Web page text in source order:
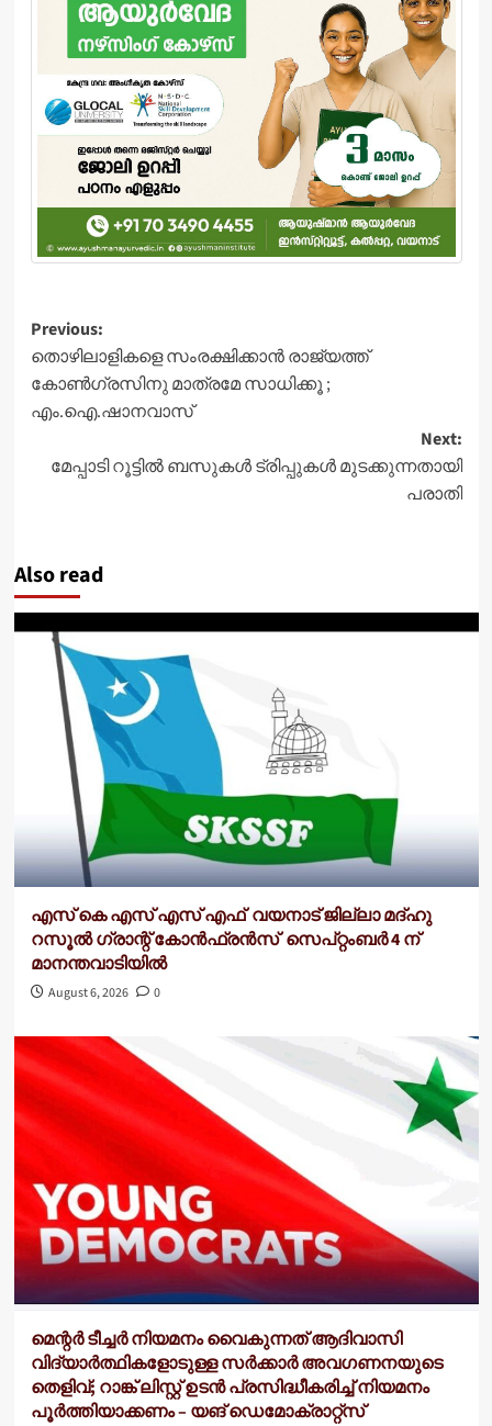
Post
navigation
Previous:
തൊഴിലാളികളെ സംരക്ഷിക്കാന്‍ രാജ്യത്ത്
കോണ്‍ഗ്രസിനു മാത്രമേ സാധിക്കൂ ;
എം.ഐ.ഷാനവാസ്
Next:
മേപ്പാടി റൂട്ടിൽ ബസുകൾ ട്രിപ്പുകൾ മുടക്കുന്നതായി
പരാതി
Also read
എസ് കെ എസ് എസ് എഫ് വയനാട് ജില്ലാ മദ്ഹു
റസൂൽ ഗ്രാന്റ് കോൻഫ്രൻസ് സെപ്റ്റംബർ 4 ന്
മാനന്തവാടിയിൽ
August 6, 2026 0
മെന്റർ ടീച്ചർ നിയമനം വൈകുന്നത് ആദിവാസി
വിദ്യാർത്ഥികളോടുള്ള സർക്കാർ അവഗണനയുടെ
തെളിവ്; റാങ്ക് ലിസ്റ്റ് ഉടൻ പ്രസിദ്ധീകരിച്ച് നിയമനം
പൂർത്തിയാക്കണം – യങ് ഡെമോക്രാറ്റ്സ്